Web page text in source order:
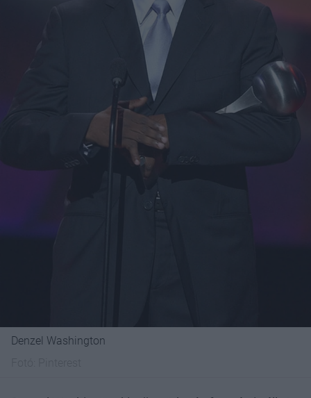
Denzel Washington